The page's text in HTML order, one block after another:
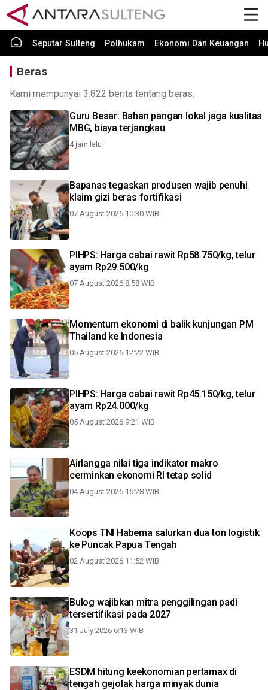
Seputar Sulteng Polhukam Ekonomi Dan Keuangan
Beras
Kami mempunyai 3.822 berita tentang beras.
Guru Besar: Bahan pangan lokal jaga kualitas
MBG, biaya terjangkau
4 jam lalu
Bapanas tegaskan produsen wajib penuhi
klaim gizi beras fortifikasi
07 August 2026 10:30 WIB
PIHPS: Harga cabai rawit Rp58.750/kg, telur
ayam Rp29.500/kg
07 August 2026 8:58 WIB
Momentum ekonomi di balik kunjungan PM
Thailand ke Indonesia
05 August 2026 12:22 WIB
PIHPS: Harga cabai rawit Rp45.150/kg, telur
ayam Rp24.000/kg
05 August 2026 9:21 WIB
Airlangga nilai tiga indikator makro
cerminkan ekonomi RI tetap solid
04 August 2026 15:28 WIB
Koops TNI Habema salurkan dua ton logistik
ke Puncak Papua Tengah
02 August 2026 11:52 WIB
Bulog wajibkan mitra penggilingan padi
tersertifikasi pada 2027
31 July 2026 6:13 WIB
ESDM hitung keekonomian pertamax di
tengah gejolak harga minyak dunia